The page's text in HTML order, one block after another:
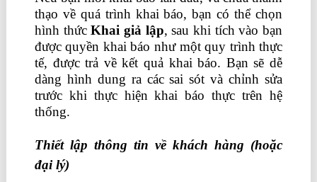
thạo về quá trình khai báo, bạn có thể chọn
hình thứcKhai giả lập, sau khi tích vào bạn
được quyền khai báo như một quy trình thực
tế, được trả về kết quả khai báo. Bạn sẽ dễ
dàng hình dung ra các sai sót và chỉnh sửa
trước khi thực hiện khai báo thực trên hệ
thống.
Thiết lập thông tin về khách hàng (hoặc
đại lý)